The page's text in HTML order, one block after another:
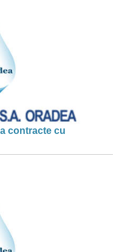
contracte cu